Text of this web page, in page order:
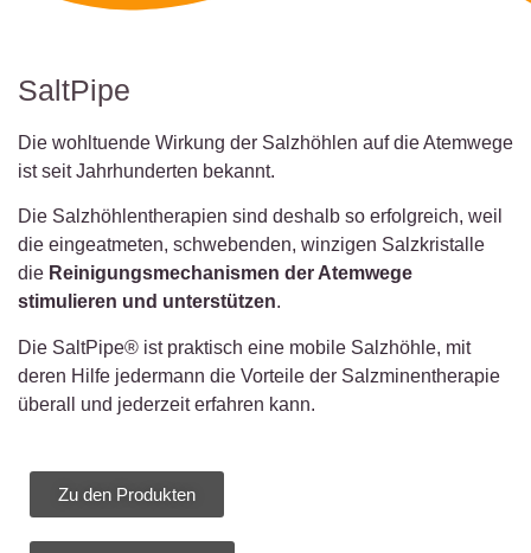
SaltPipe
Die wohltuende Wirkung der Salzhöhlen auf die Atemwege
ist seit Jahrhunderten bekannt.
Die Salzhöhlentherapien sind deshalb so erfolgreich, weil
die eingeatmeten, schwebenden, winzigen Salzkristalle
die Reinigungsmechanismen der Atemwege
stimulieren und unterstützen.
Die SaltPipe® ist praktisch eine mobile Salzhöhle, mit
deren Hilfe jedermann die Vorteile der Salzminentherapie
überall und jederzeit erfahren kann.
Zu den Produkten